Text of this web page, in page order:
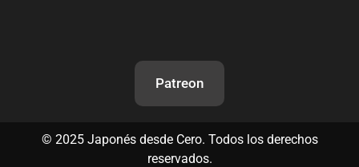
Patreon
© 2025Japonés desde Cero. Todos los derechos
reservados.